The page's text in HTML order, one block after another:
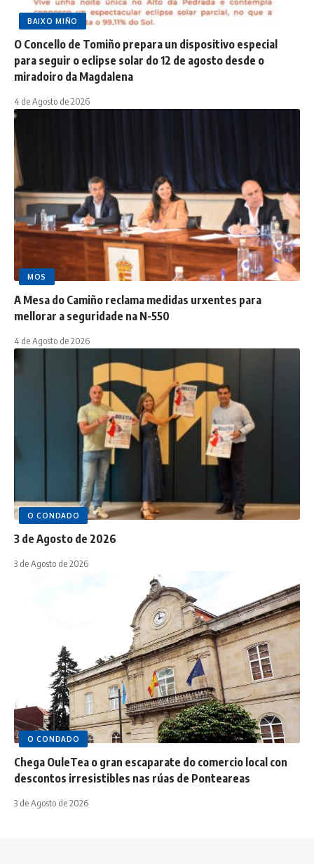
BAIXO MIÑO
O Concello de Tomiño prepara un dispositivo especial
para seguir o eclipse solar do 12 de agosto desde o
miradoiro da Magdalena
4 de Agosto de 2026
MOS
A Mesa do Camiño reclama medidas urxentes para
mellorar a seguridade na N-550
4 de Agosto de 2026
O CONDADO
3 de Agosto de 2026
3 de Agosto de 2026
O CONDADO
Chega OuleTea o gran escaparate do comercio local con
descontos irresistibles nas rúas de Ponteareas
3 de Agosto de 2026